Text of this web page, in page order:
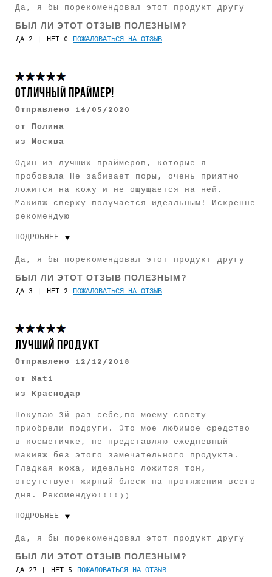
Цвет глаз Светло-карий
Оттенок кожи Средний
Сколько вам лет От 18 до 24
Да, я бы порекомендовал этот продукт другу
БЫЛ ЛИ ЭТОТ ОТЗЫВ ПОЛЕЗНЫМ?
2 0 ПОЖАЛОВАТЬСЯ НА ОТЗЫВ
ОТЛИЧНЫЙ ПРАЙМЕР!
Отправлено 14/05/2020
от
Полина
из
Москва
Один из лучших праймеров, которые я
пробовала Не забивает поры, очень приятно
ложится на кожу и не ощущается на ней.
Макияж сверху получается идеальным! Искренне
рекомендую
ПОДРОБНЕЕ
Цвет глаз Зеленый
Оттенок кожи Светлый
Сколько вам лет От 25 до 34
Да, я бы порекомендовал этот продукт другу
БЫЛ ЛИ ЭТОТ ОТЗЫВ ПОЛЕЗНЫМ?
3 2 ПОЖАЛОВАТЬСЯ НА ОТЗЫВ
ЛУЧШИЙ ПРОДУКТ
Отправлено 12/12/2018
от
Nati
из
Краснодар
Покупаю 3й раз себе,по моему совету
приобрели подруги. Это мое любимое средство
в косметичке, не представляю ежедневный
макияж без этого замечательного продукта.
Гладкая кожа, идеально ложится тон,
отсутствует жирный блеск на протяжении всего
дня. Рекомендую!!!!))
ПОДРОБНЕЕ
Цвет глаз Зеленый
Оттенок кожи Светлый
Сколько вам лет От 35 до 44
Да, я бы порекомендовал этот продукт другу
БЫЛ ЛИ ЭТОТ ОТЗЫВ ПОЛЕЗНЫМ?
27 5 ПОЖАЛОВАТЬСЯ НА ОТЗЫВ